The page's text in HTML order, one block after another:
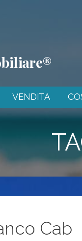
VENDITA
Cab